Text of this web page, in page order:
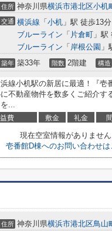
住所 神奈川県横浜市港北区小机
交通 横浜線 「 小机 」駅 徒歩13分
ブルーライン 「 片倉町 」駅
ブルーライン 「 岸根公園 」
築年 築33年 階数 2階建 構造
線小机駅の新居に最適！『壱
不動産物件を数多くご紹介す
を...
費 敷金 礼金
現在空室情報がありません
壱番館D棟へのお問い合わせは
住所 神奈川県横浜市港北区鳥山